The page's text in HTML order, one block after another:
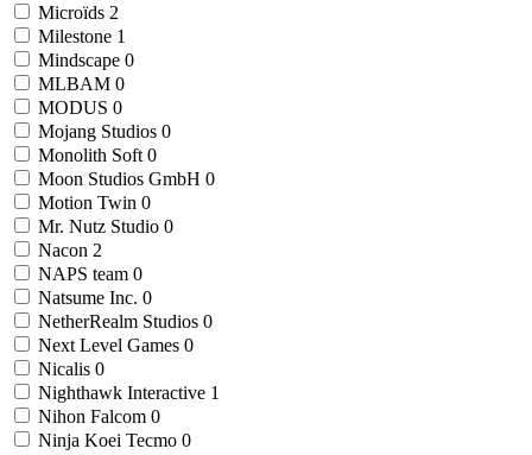
Microïds 2
Milestone 1
Mindscape 0
MLBAM 0
MODUS 0
Mojang Studios 0
Monolith Soft 0
Moon Studios GmbH 0
Motion Twin 0
Mr. Nutz Studio 0
Nacon 2
NAPS team 0
Natsume Inc. 0
NetherRealm Studios 0
Next Level Games 0
Nicalis 0
Nighthawk Interactive 1
Nihon Falcom 0
Ninja Koei Tecmo 0